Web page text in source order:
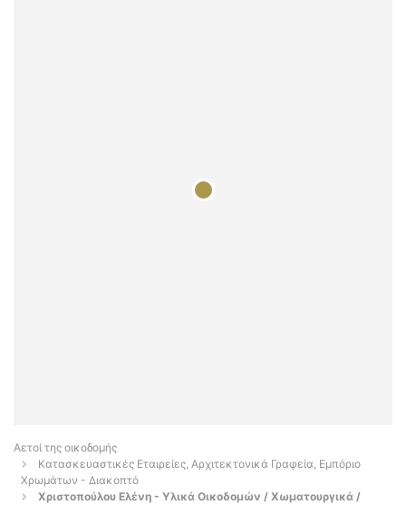
Αετοί της οικοδομής
Κατασκευαστικές Εταιρείες, Αρχιτεκτονικά Γραφεία, Εμπόριο
Χρωμάτων - Διακοπτό
Χριστοπούλου Ελένη - Υλικά Οικοδομών / Χωματουργικά /